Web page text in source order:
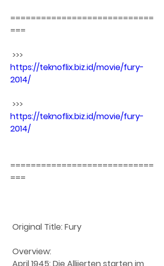
============================
===
https://teknoflix.biz.id/movie/fury-
2014/
https://teknoflix.biz.id/movie/fury-
2014/
============================
===
Original Title: Fury
Overview: